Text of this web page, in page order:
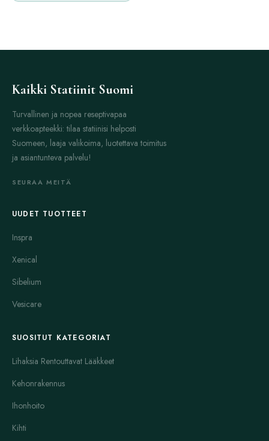
Kaikki Statiinit Suomi
Turvallinen ja nopea reseptivapaa
verkkoapteekki: tilaa statiinisi helposti
Suomeen, laaja valikoima, luotettava toimitus
ja asiantunteva palvelu!
SEURAA MEITÄ
UUDET TUOTTEET
Inspra
Xenical
Sibelium
Vesicare
SUOSITUT KATEGORIAT
Lihaksia Rentouttavat Lääkkeet
Kehonrakennus
Ihonhoito
Kihti